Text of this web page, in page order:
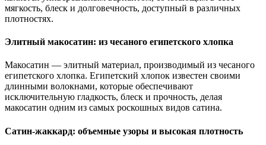
мягкость, блеск и долговечность, доступный в различных
плотностях.
Элитный макосатин: из чесаного египетского хлопка
Макосатин — элитный материал, производимый из чесаного
египетского хлопка. Египетский хлопок известен своими
длинными волокнами, которые обеспечивают
исключительную гладкость, блеск и прочность, делая
макосатин одним из самых роскошных видов сатина.
Сатин-жаккард: объемные узоры и высокая плотность